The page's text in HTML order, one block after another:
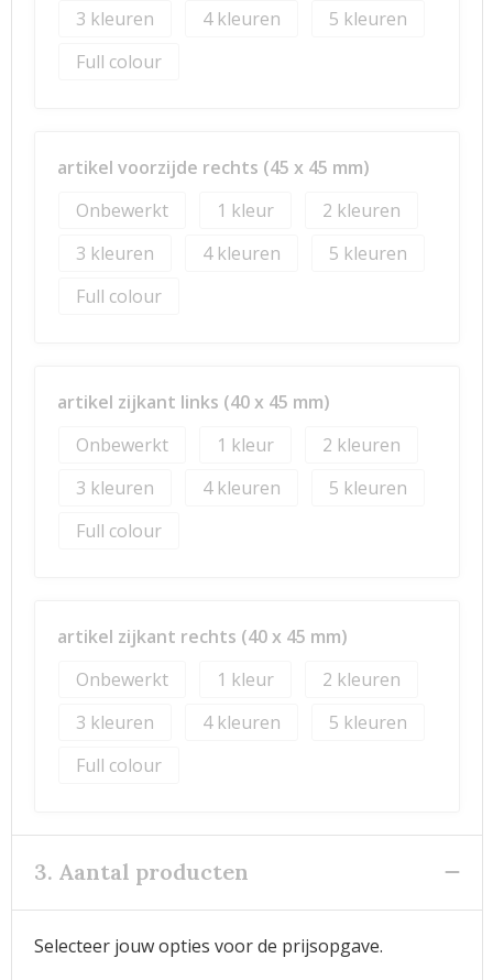
3
4
5
Full colour
artikel voorzijde rechts (45 x 45 mm)
Onbewerkt
1
2
3
4
5
Full colour
artikel zijkant links (40 x 45 mm)
Onbewerkt
1
2
3
4
5
Full colour
artikel zijkant rechts (40 x 45 mm)
Onbewerkt
1
2
3
4
5
Full colour
3. Aantal producten
Selecteer jouw opties voor de prijsopgave.